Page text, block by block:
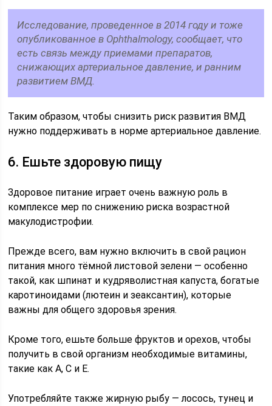
Исследование, проведенное в 2014 году и тоже
опубликованное в Ophthalmology, сообщает, что
есть связь между приемами препаратов,
снижающих артериальное давление, и ранним
развитием ВМД.
Таким образом, чтобы снизить риск развития ВМД
нужно поддерживать в норме артериальное давление.
6. Ешьте здоровую пищу
Здоровое питание играет очень важную роль в
комплексе мер по снижению риска возрастной
макулодистрофии.
Прежде всего, вам нужно включить в свой рацион
питания много тёмной листовой зелени — особенно
такой, как шпинат и кудряволистная капуста, богатые
каротиноидами (лютеин и зеаксантин), которые
важны для общего здоровья зрения.
Кроме того, ешьте больше фруктов и орехов, чтобы
получить в свой организм необходимые витамины,
такие как A, C и E.
Употребляйте также жирную рыбу — лосось, тунец и